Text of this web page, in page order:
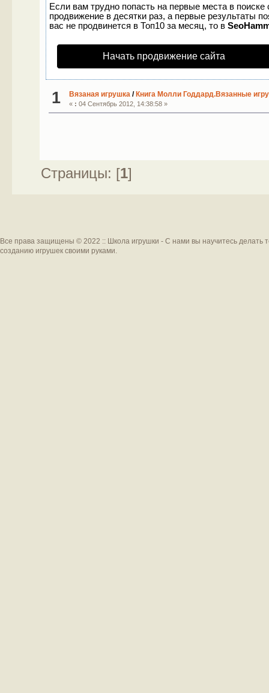
Если вам трудно попасть на первые места в
продвижение в десятки раз, а первые результаты
вас не продвинется в Топ10 за месяц, то в
Начать продвижение сайта
1 Вязаная игрушка/ Книга Молли Годдард.Вязанные
« : 04 Сентябрь 2012, 14:38:58 »
Страницы: [1]
Все права защищены © 2022 :: Школа игрушки - С нами вы научитесь делать
созданию игрушек своими руками.